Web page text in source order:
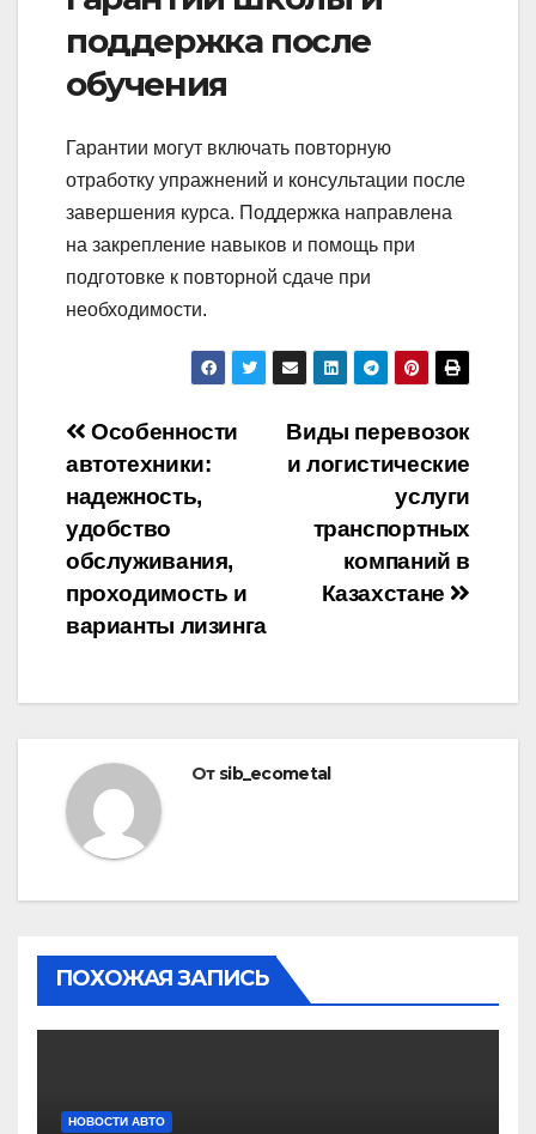
поддержка после
обучения
Гарантии могут включать повторную
отработку упражнений и консультации после
завершения курса. Поддержка направлена
на закрепление навыков и помощь при
подготовке к повторной сдаче при
необходимости.
Навигация
по
записям
Виды перевозок
и логистические
услуги
транспортных
компаний в
Казахстане
Особенности
автотехники:
надежность,
удобство
обслуживания,
проходимость и
варианты лизинга
От sib_ecometal
ПОХОЖАЯ ЗАПИСЬ
НОВОСТИ АВТО